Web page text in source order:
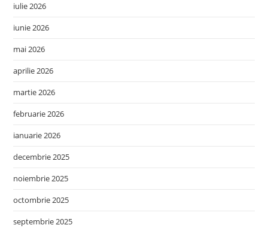
iulie 2026
iunie 2026
mai 2026
aprilie 2026
martie 2026
februarie 2026
ianuarie 2026
decembrie 2025
noiembrie 2025
octombrie 2025
septembrie 2025